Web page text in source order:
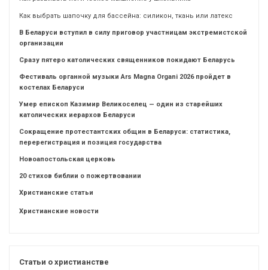
Как выбрать шапочку для бассейна: силикон, ткань или латекс
В Беларуси вступил в силу приговор участницам экстремистской
организации
Сразу пятеро католических священников покидают Беларусь
Фестиваль органной музыки Ars Magna Organi 2026 пройдет в
костелах Беларуси
Умер епископ Казимир Великоселец — один из старейших
католических иерархов Беларуси
Сокращение протестантских общин в Беларуси: статистика,
перерегистрация и позиция государства
Новоапостольская церковь
20 стихов библии о пожертвовании
Христианские статьи
Христианские новости
Статьи о христианстве